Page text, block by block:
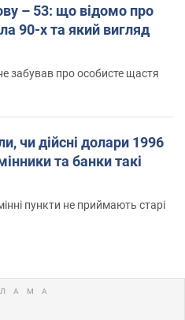
– 53: що відомо про
90-х та який вигляд
забував про особисте щастя
чи дійсні долари 1996
та банки такі
пункти не приймають старі